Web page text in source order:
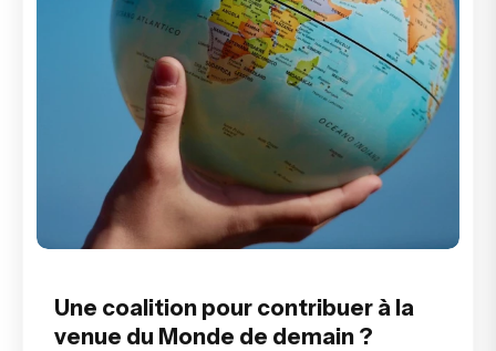
Une coalition pour contribuer à la
venue du Monde de demain ?